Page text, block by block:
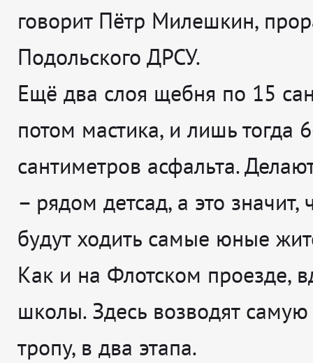
говорит Пётр Милешкин,
Подольского ДРСУ.
Ещё два слоя щебня по 15
потом мастика, и лишь тогда
сантиметров асфальта.
– рядом детсад, а это значит,
будут ходить самые юные
Как и на Флотском проезде,
школы. Здесь возводят
тропу, в два этапа.